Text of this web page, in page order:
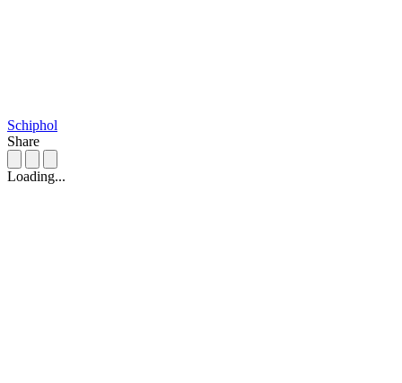
Schiphol
Share
Loading...